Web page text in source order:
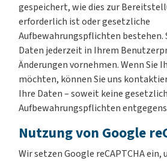
gespeichert, wie dies zur
erforderlich ist oder gesetzliche
Aufbewahrungspflichten bestehen.
Daten jederzeit in Ihrem
Änderungen vornehmen. Wenn Sie
möchten, können Sie uns
Ihre Daten – soweit keine
Aufbewahrungspflichten
Nutzung von Google
Wir setzen Google reCAPTCHA ein,